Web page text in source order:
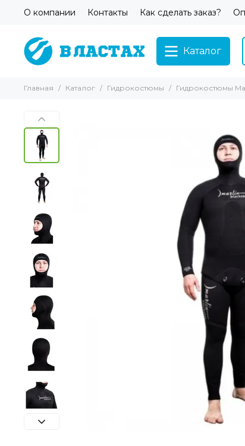
О компании Контакты Как сделать заказ?
Каталог
Главная Каталог Гидрокостюмы Гидрокостюмы